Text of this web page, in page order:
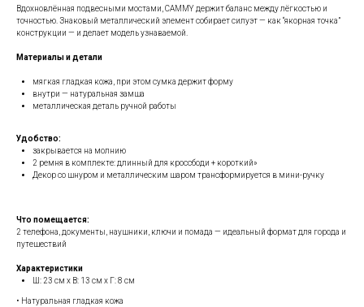
Вдохновлённая подвесными мостами, СAMMY держит баланс между лёгкостью и
точностью. Знаковый металлический элемент собирает силуэт — как “якорная точка”
конструкции — и делает модель узнаваемой.
Материалы и детали
мягкая гладкая кожа, при этом сумка держит форму
внутри — натуральная замша
металлическая деталь ручной работы
Удобство:
закрывается на молнию
2 ремня в комплекте: длинный для кроссбоди + короткий»
Декор со шнуром и металлическим шаром трансформируется в мини-ручку
Что помещается:
2 телефона, документы, наушники, ключи и помада — идеальный формат для города и
путешествий
Характеристики
Ш: 23 см х В: 13 см х Г: 8 см
• Натуральная гладкая кожа